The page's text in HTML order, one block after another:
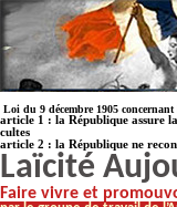
Loi du 9 décembre 1905
article 1 : la République assure
cultes
article 2 : la République ne
Laïcité
Faire vivre et